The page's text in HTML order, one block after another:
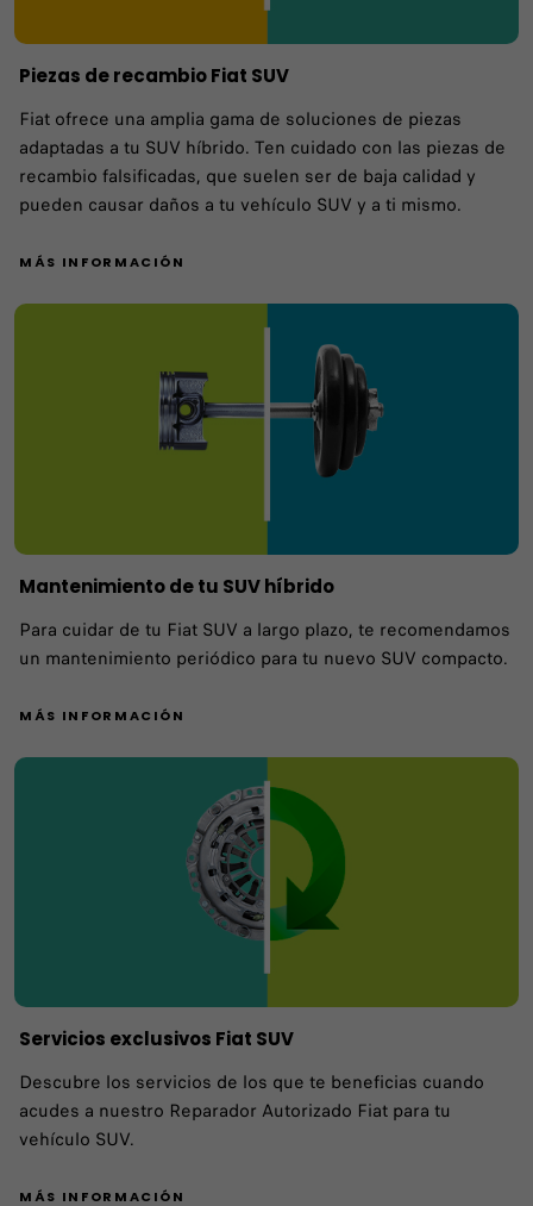
Piezas de recambio Fiat SUV
Fiat ofrece una amplia gama de soluciones de piezas
adaptadas a tu SUV híbrido. Ten cuidado con las piezas de
recambio falsificadas, que suelen ser de baja calidad y
pueden causar daños a tu vehículo SUV y a ti mismo.
MÁS INFORMACIÓN
Mantenimiento de tu SUV híbrido
Para cuidar de tu Fiat SUV a largo plazo, te recomendamos
un mantenimiento periódico para tu nuevo SUV compacto.
MÁS INFORMACIÓN
Servicios exclusivos Fiat SUV
Descubre los servicios de los que te beneficias cuando
acudes a nuestro Reparador Autorizado Fiat para tu
vehículo SUV.
MÁS INFORMACIÓN